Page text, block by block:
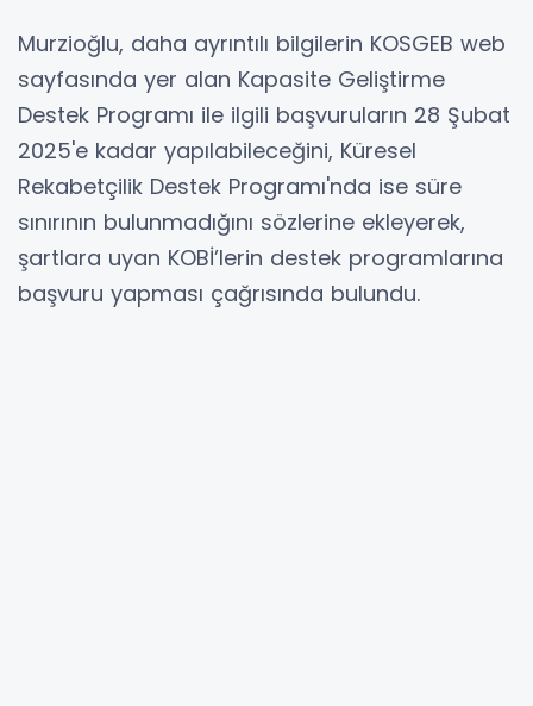
Murzioğlu, daha ayrıntılı bilgilerin KOSGEB web
sayfasında yer alan Kapasite Geliştirme
Destek Programı ile ilgili başvuruların 28 Şubat
2025'e kadar yapılabileceğini, Küresel
Rekabetçilik Destek Programı'nda ise süre
sınırının bulunmadığını sözlerine ekleyerek,
şartlara uyan KOBİ’lerin destek programlarına
başvuru yapması çağrısında bulundu.